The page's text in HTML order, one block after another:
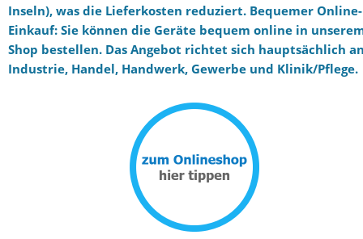
Inseln), was die Lieferkosten reduziert. Bequemer Online-
Einkauf: Sie können die Geräte bequem online in
Shop bestellen. Das Angebot richtet sich hauptsächlich
Industrie, Handel, Handwerk, Gewerbe und Klinik/Pflege.